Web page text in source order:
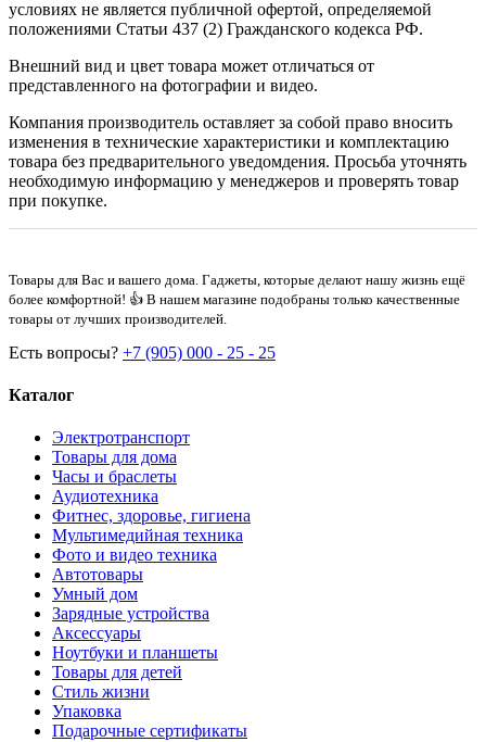
условиях не является публичной офертой, определяемой
положениями Статьи 437 (2) Гражданского кодекса РФ.
Внешний вид и цвет товара может отличаться от
представленного на фотографии и видео.
Компания производитель оставляет за собой право вносить
изменения в технические характеристики и комплектацию
товара без предварительного уведомдения. Просьба уточнять
необходимую информацию у менеджеров и проверять товар
при покупке.
Товары для Вас и вашего дома. Гаджеты, которые делают нашу жизнь ещё
более комфортной! 👍 В нашем магазине подобраны только качественные
товары от лучших производителей.
Есть вопросы? +7 (905) 000 - 25 - 25
Каталог
Электротранспорт
Товары для дома
Часы и браслеты
Аудиотехника
Фитнес, здоровье, гигиена
Мультимедийная техника
Фото и видео техника
Автотовары
Умный дом
Зарядные устройства
Аксессуары
Ноутбуки и планшеты
Товары для детей
Стиль жизни
Упаковка
Подарочные сертификаты